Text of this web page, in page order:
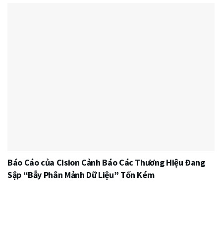
Báo Cáo của Cision Cảnh Báo Các Thương Hiệu Đang
Sập “Bẫy Phân Mảnh Dữ Liệu” Tốn Kém